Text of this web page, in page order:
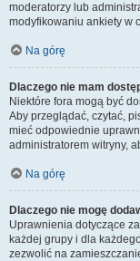
moderatorzy lub
modyfikowaniu ankiety w
Na górę
Dlaczego nie mam
Niektóre fora mogą być
Aby przeglądać, czytać,
mieć odpowiednie
administratorem witryny,
Na górę
Dlaczego nie mogę
Uprawnienia dotyczące
każdej grupy i dla
zezwolić na